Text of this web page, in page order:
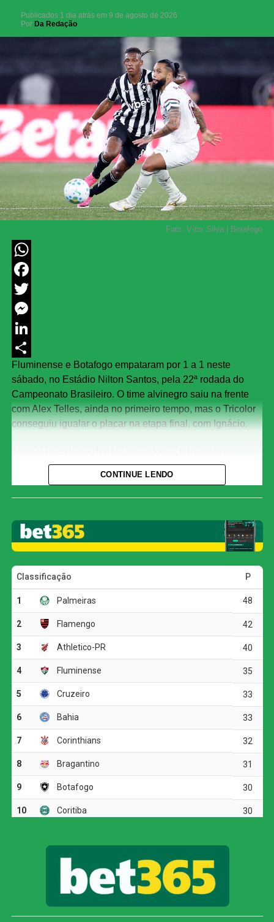
Publicados 1 dia atrás em 9 de agosto de 2026
Por Da Redação
Foto: Vítor Silva | Botafogo
WhatsApp
Facebook
Twitter
Messenger
LinkedIn
Share
Fluminense e Botafogo empataram por 1 a 1 neste
sábado, no Estádio Nilton Santos, pela 22ª rodada do
Campeonato Brasileiro. O time alvinegro saiu na frente
com Alex Telles, ainda no primeiro tempo, mas o Tricolor
conseguiu igualar o placar na etapa final, com Ignácio.
chegou ao sexto jogo consecutivo sem vencer no
Brasileirão. Considerando também as demais
Com o empate, o Fluminense alcançou 35 pontos e
permanece na quarta colocação, mas corre o risco de
deixar o G4 ao fim da rodada. O Bahia, que soma 32
pontos, pode ultrapassar o Tricolor caso vença o Vasco
por pelo menos dois gols de diferença.
O Botafogo continua na sétima posição, com 30 pontos,
mas ainda pode perder posições dependendo dos outros
resultados da rodada.
O jogo
O Botafogo começou o clássico ocupando mais o campo
de ataque, mas encontrou dificuldades diante da
marcação tricolor. A primeira boa chance apareceu aos 19
minutos, quando Arthur Cabral recebeu na entrada da
área, passou pela marcação e finalizou rasteiro. Fábio
defendeu.
O Fluminense respondeu com chutes de longa distância.
finalização forte.
O time alvinegro voltou a ameaçar aos 29 minutos.
Medina tabelou com Arthur Cabral, invadiu a área e bateu
para fora. Em seguida, o volante completou cruzamento
CONTINUE LENDO